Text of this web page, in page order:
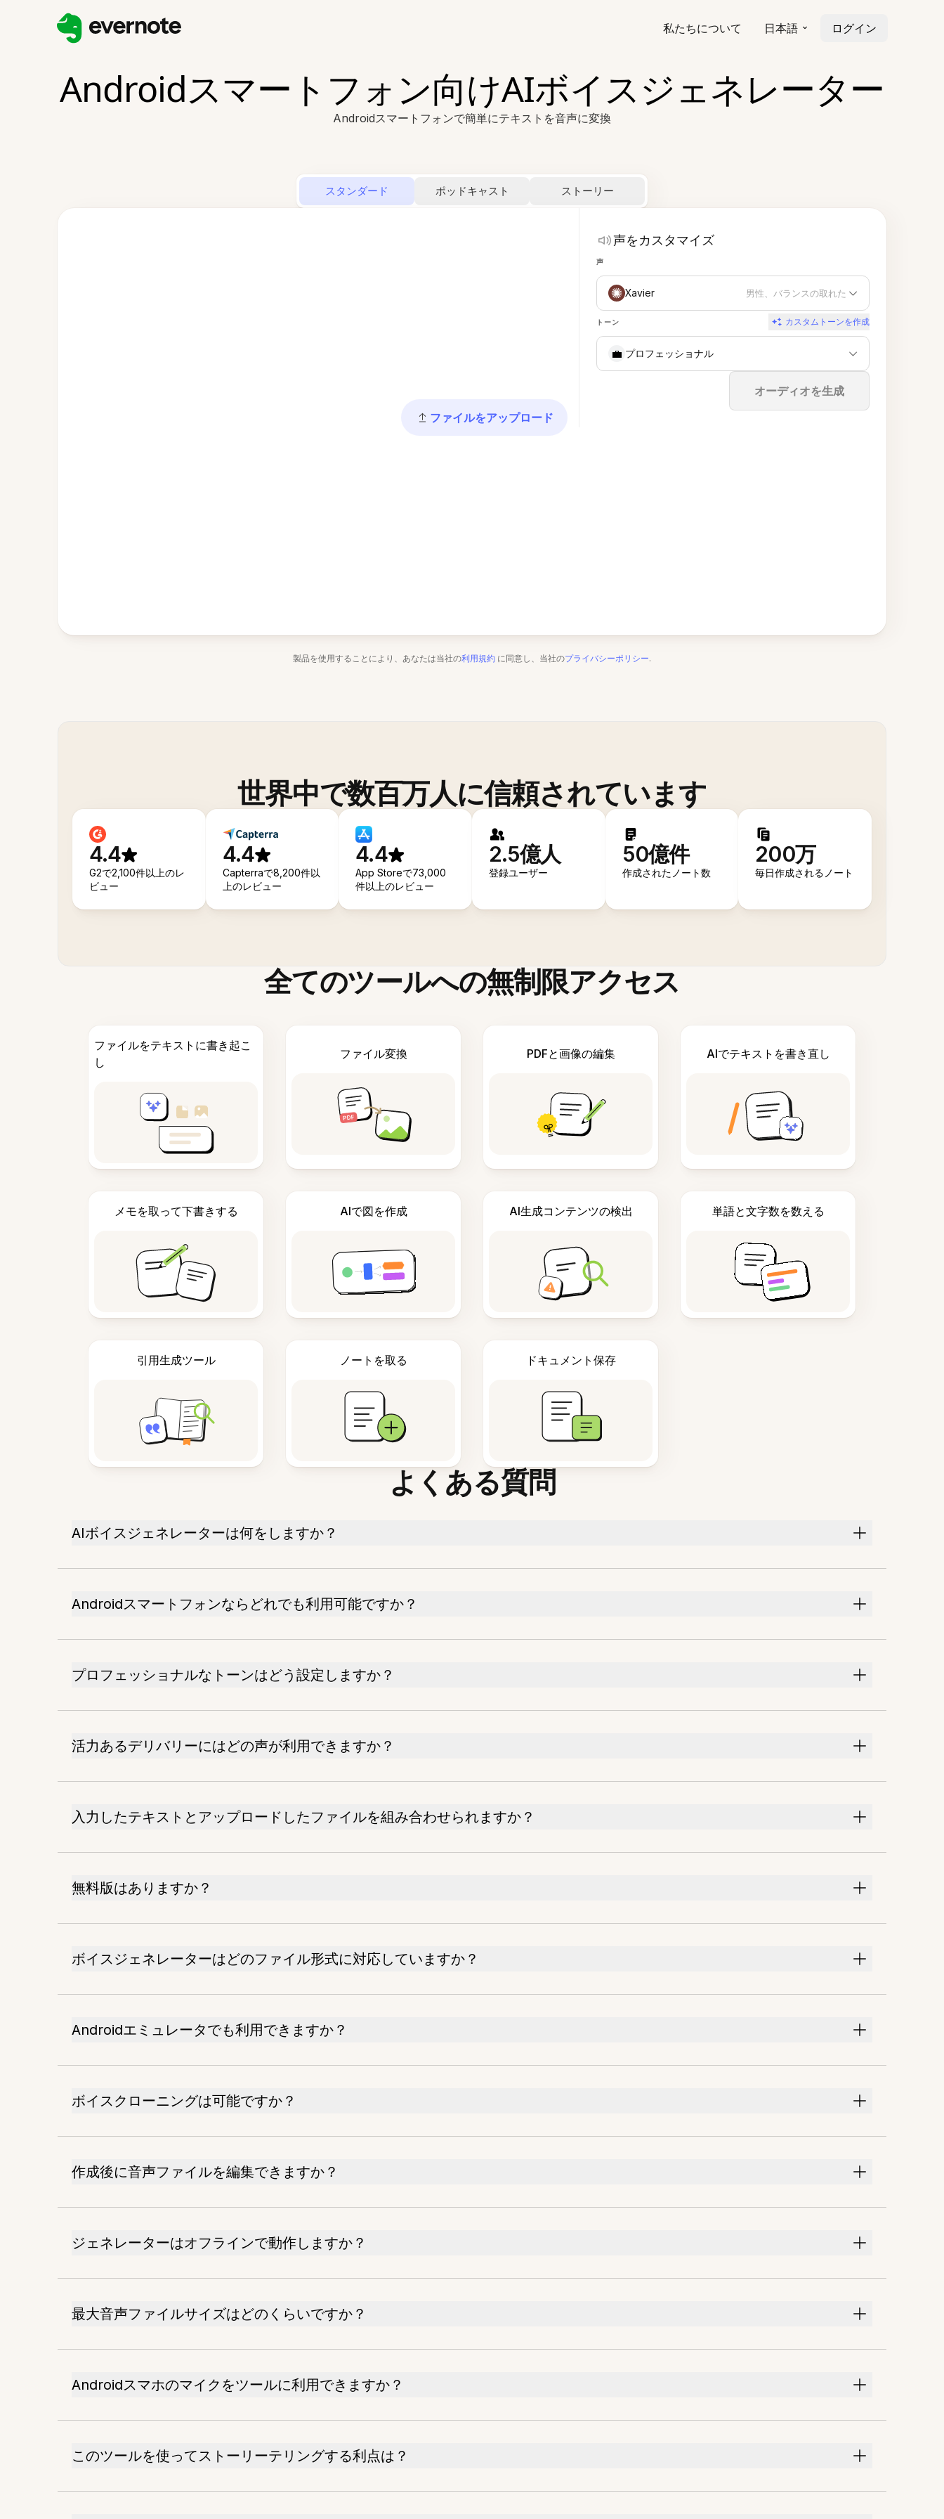
私たちについて 日本語 ログイン
Androidスマートフォン向けAIボイスジェネレーター
Androidスマートフォンで簡単にテキストを音声に変換
スタンダード ポッドキャスト ストーリー
ファイルをアップロード
声をカスタマイズ
声
Xavier 男性、バランスの取れた
トーン カスタムトーンを作成
💼 プロフェッショナル
オーディオを生成
停止
製品を使用することにより、あなたは当社の利用規約 に同意し、当社のプライバシーポリシー.
世界中で数百万人に信頼されています
4.4
G2で2,100件以上のレ
ビュー
4.4
Capterraで8,200件以
上のレビュー
4.4
App Storeで73,000
件以上のレビュー
2.5億人
登録ユーザー
50億件
作成されたノート数
200万
毎日作成されるノート
全てのツールへの無制限アクセス
ファイルをテキストに書き起こ
し
ファイル変換 PDFと画像の編集 AIでテキストを書き直し
メモを取って下書きする AIで図を作成 AI生成コンテンツの検出 単語と文字数を数える
引用生成ツール ノートを取る ドキュメント保存
よくある質問
AIボイスジェネレーターは何をしますか？
Androidスマートフォンならどれでも利用可能ですか？
プロフェッショナルなトーンはどう設定しますか？
活力あるデリバリーにはどの声が利用できますか？
入力したテキストとアップロードしたファイルを組み合わせられますか？
無料版はありますか？
ボイスジェネレーターはどのファイル形式に対応していますか？
Androidエミュレータでも利用できますか？
ボイスクローニングは可能ですか？
作成後に音声ファイルを編集できますか？
ジェネレーターはオフラインで動作しますか？
最大音声ファイルサイズはどのくらいですか？
Androidスマホのマイクをツールに利用できますか？
このツールを使ってストーリーテリングする利点は？